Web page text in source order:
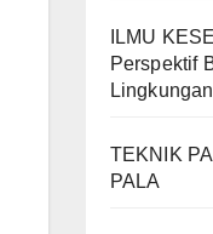
ILMU
Perspektif
Lingkungan
TEKNIK
PALA